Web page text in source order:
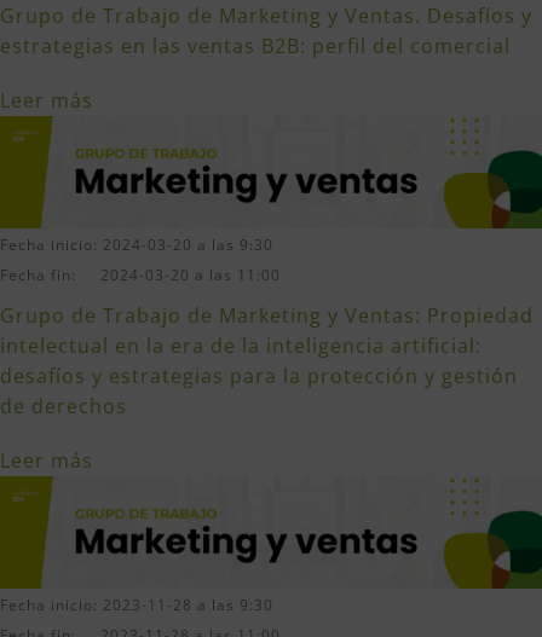
Grupo de Trabajo de Marketing y Ventas. Desafíos y
estrategias en las ventas B2B: perfil del comercial
Leer más
Fecha inicio: 2024-03-20 a las 9:30
Fecha fin: 2024-03-20 a las 11:00
Grupo de Trabajo de Marketing y Ventas: Propiedad
intelectual en la era de la inteligencia artificial:
desafíos y estrategias para la protección y gestión
de derechos
Leer más
Fecha inicio: 2023-11-28 a las 9:30